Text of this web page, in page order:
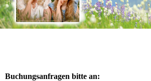
Buchungsanfragen bitte an: